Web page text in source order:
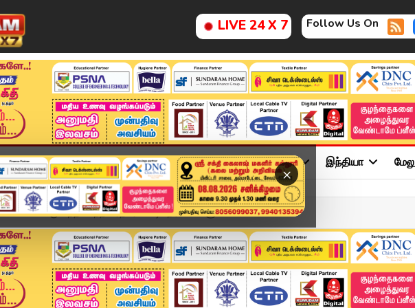
LIVE 24 X 7 Follow Us On
×
அண்மை தமிழ்நாடு சினிமா அரசியல் விளையாட்டு இந்தியா
சென்னைக்கு வந்தடைந்த பிரதமர் மோடி.. நிர்வாகிகளு...